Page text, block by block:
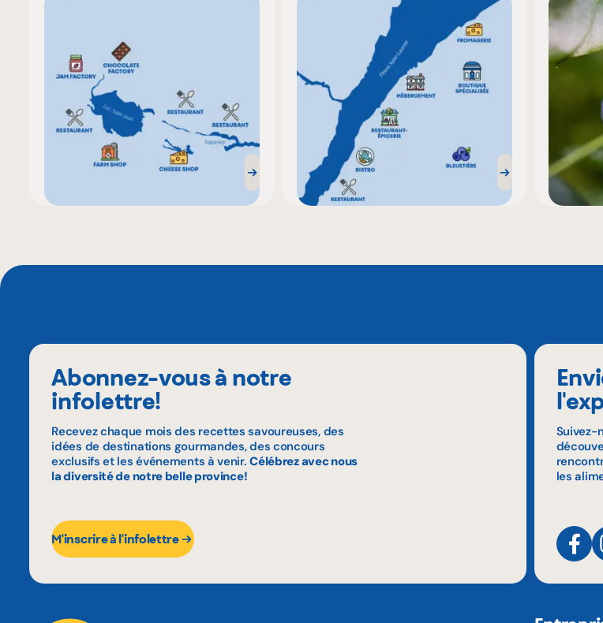
Abonnez-vous à notre
infolettre!
Recevez chaque mois des recettes savoureuses, des
idées de destinations gourmandes, des concours
exclusifs et les événements à venir.Célébrez avec nous
la diversité de notre belle province!
M'inscrire à l'infolettre
Suivez-
les